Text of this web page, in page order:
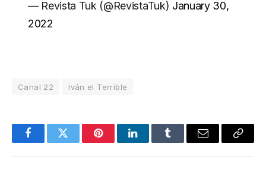
— Revista Tuk (@RevistaTuk) January 30,
2022
Canal 22 Iván el Terrible
FacebookTwitter PinterestLinkedInTumblr Email
Copy